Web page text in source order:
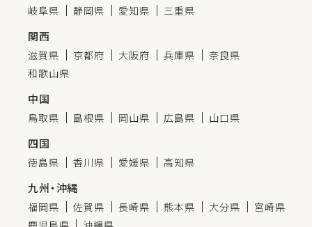
岐阜県 静岡県 愛知県 三重県
関西
滋賀県 京都府 大阪府 兵庫県
奈良県
和歌山県
中国
鳥取県 島根県 岡山県 広島県 山口県
四国
徳島県 香川県 愛媛県 高知県
九州・沖縄
福岡県 佐賀県 長崎県 熊本県 大分県
宮崎県